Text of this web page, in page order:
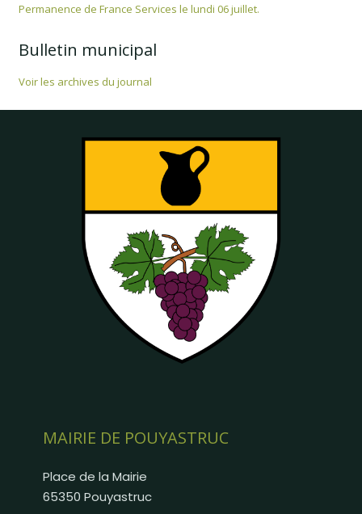
Permanence de France Services le lundi 06 juillet.
Bulletin municipal
Voir les archives du journal
MAIRIE DE POUYASTRUC
Place de la Mairie
65350 Pouyastruc